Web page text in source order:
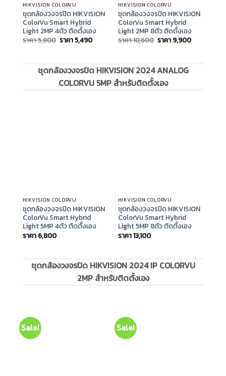
HIKVISION COLORVU
ชุดกล้องวงจรปิด HIKVISION
ColorVu Smart Hybrid
Light 2MP 4ตัว ติดตั้งเอง
ราคา5,800 Original
price
5,800.
ราคา 5,490Current
price
5,490.
HIKVISION COLORVU
ชุดกล้องวงจรปิด HIKVISION
ColorVu Smart Hybrid
Light 2MP 8ตัว ติดตั้งเอง
ราคา10,600 Original
price
10,600.
ราคา 9,900Current
price
ชุดกล้องวงจรปิด HIKVISION 2024 ANALOG
COLORVU 5MP สำหรับติดตั้งเอง
HIKVISION COLORVU
ชุดกล้องวงจรปิด HIKVISION
ColorVu Smart Hybrid
Light 5MP 4ตัว ติดตั้งเอง
ราคา 6,800
HIKVISION COLORVU
ชุดกล้องวงจรปิด HIKVISION
ColorVu Smart Hybrid
Light 5MP 8ตัว ติดตั้งเอง
ราคา13,100
ชุดกล้องวงจรปิด HIKVISION 2024 IP COLORVU
2MP สำหรับติดตั้งเอง
Sale! Sale!